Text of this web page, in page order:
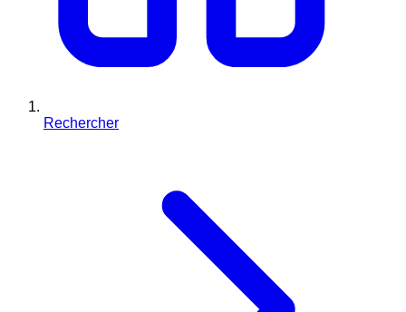
Rechercher